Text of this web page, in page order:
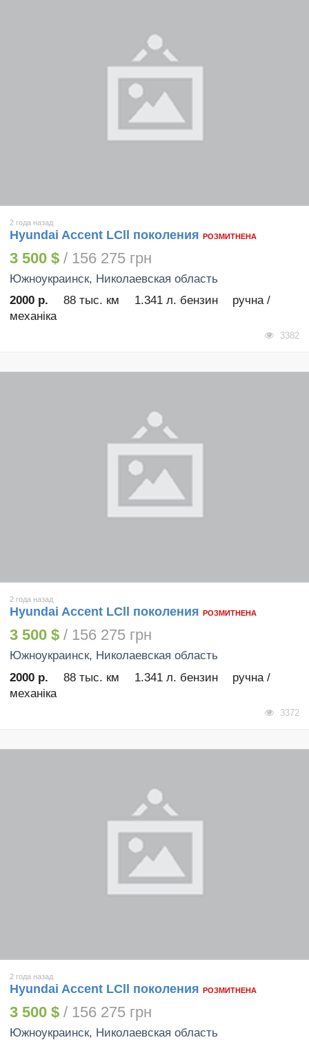
2 года назад
Hyundai Accent LСll поколения РОЗМИТНЕНА
3 500 $ / 156 275 грн
Южноукраинск, Николаевская область
2000 р.
88 тыс. км 1.341 л. бензин
ручна /
механіка
3382
2 года назад
Hyundai Accent LСll поколения РОЗМИТНЕНА
3 500 $ / 156 275 грн
Южноукраинск, Николаевская область
2000 р.
88 тыс. км 1.341 л. бензин
ручна /
механіка
3372
2 года назад
Hyundai Accent LСll поколения РОЗМИТНЕНА
3 500 $ / 156 275 грн
Южноукраинск, Николаевская область